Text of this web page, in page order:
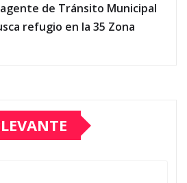
de Tránsito Municipal
refugio en la 35 Zona